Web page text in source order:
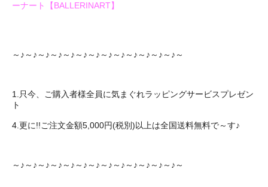
ーナート【BALLERINART】
～♪～♪～♪～♪～♪～♪～♪～♪～♪～♪～♪～♪～♪～
1.只今、ご購入者様全員に気まぐれラッピングサービスプレゼン
ト
4.更に!!ご注文金額5,000円(税別)以上は全国送料無料で～す♪
～♪～♪～♪～♪～♪～♪～♪～♪～♪～♪～♪～♪～♪～